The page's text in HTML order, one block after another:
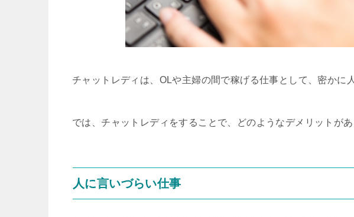
チャットレディは、OLや主婦の間で稼げる仕事として、密かに
では、チャットレディをすることで、どのようなデメリットが
人に言いづらい仕事